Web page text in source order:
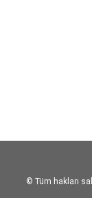
© Tüm hakları